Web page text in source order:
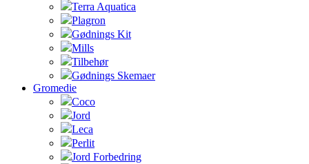
Terra Aquatica
Plagron
Gødnings Kit
Mills
Tilbehør
Gødnings Skemaer
Gromedie
Coco
Jord
Leca
Perlit
Jord Forbedring